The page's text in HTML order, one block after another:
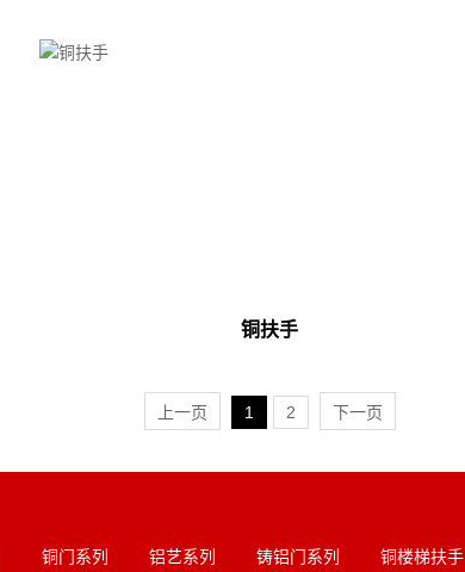
铜扶手
上一页 1 2 下一页
铜门系列 铝艺系列 铸铝门系列 铜楼梯扶手